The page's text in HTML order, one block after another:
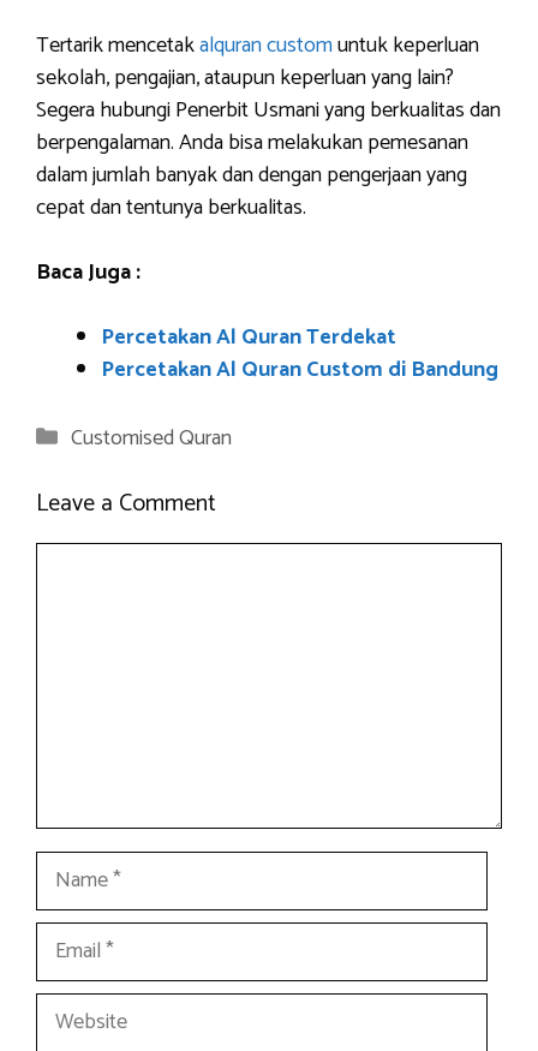
Tertarik mencetakalquran customuntuk keperluan
sekolah, pengajian, ataupun keperluan yang lain?
Segera hubungi Penerbit Usmani yang berkualitas dan
berpengalaman. Anda bisa melakukan pemesanan
dalam jumlah banyak dan dengan pengerjaan yang
cepat dan tentunya berkualitas.
Baca Juga :
Percetakan Al Quran Terdekat
Percetakan Al Quran Custom di Bandung
Categories
Customised Quran
Leave a Comment
Name
Email
Website